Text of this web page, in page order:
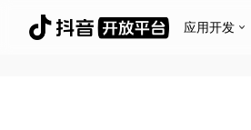
应用开发